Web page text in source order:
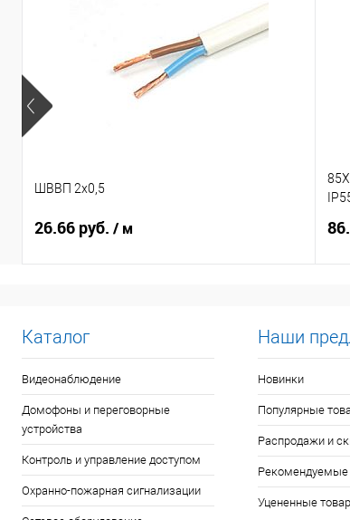
ШВВП 2х0,5
26.66 руб. / м
Каталог
Видеонаблюдение
Домофоны и переговорные
устройства
Контроль и управление доступом
Охранно-пожарная сигнализации
Наши
Новинки
Популярные
Распродажи и
Рекомендуемые
Уцененные